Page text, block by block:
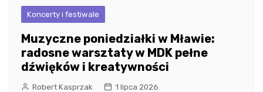
Koncerty i festiwale
Muzyczne poniedziałki w Mławie:
radosne warsztaty w MDK pełne
dźwięków i kreatywności
Robert Kasprzak 1 lipca 2026